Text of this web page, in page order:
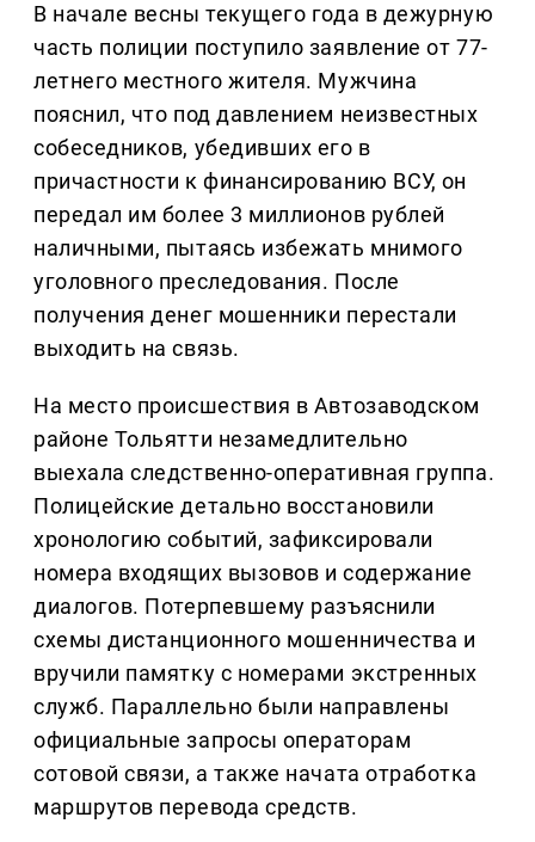
В начале весны текущего года в дежурную
часть полиции поступило заявление от 77-
летнего местного жителя. Мужчина
пояснил, что под давлением неизвестных
собеседников, убедивших его в
причастности к финансированию ВСУ, он
передал им более 3 миллионов рублей
наличными, пытаясь избежать мнимого
уголовного преследования. После
получения денег мошенники перестали
выходить на связь.
На место происшествия в Автозаводском
районе Тольятти незамедлительно
выехала следственно-оперативная группа.
Полицейские детально восстановили
хронологию событий, зафиксировали
номера входящих вызовов и содержание
диалогов. Потерпевшему разъяснили
схемы дистанционного мошенничества и
вручили памятку с номерами экстренных
служб. Параллельно были направлены
официальные запросы операторам
сотовой связи, а также начата отработка
маршрутов перевода средств.